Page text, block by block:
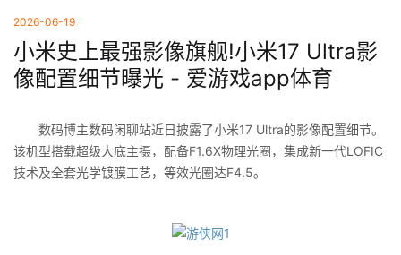
2026-06-19
小米史上最强影像旗舰!小米17 Ultra影
像配置细节曝光 - 爱游戏app体育
数码博主数码闲聊站近日披露了小米17 Ultra的影像配置细节。
该机型搭载超级大底主摄，配备F1.6X物理光圈，集成新一代LOFIC
技术及全套光学镀膜工艺，等效光圈达F4.5。